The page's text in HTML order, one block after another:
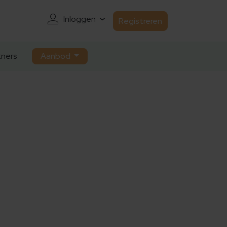
Inloggen Registreren
Aanbod